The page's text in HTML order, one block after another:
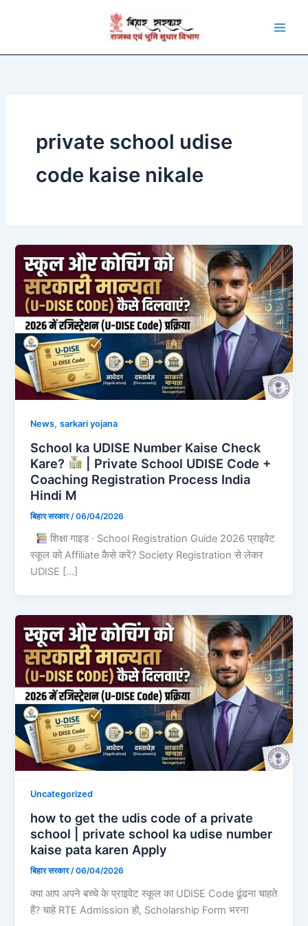
private school udise
code kaise nikale
News,sarkari yojana
School ka UDISE Number Kaise Check
Kare?
| Private School UDISE Code +
Coaching Registration Process India
Hindi M
बिहार सरकार /06/04/2026
शिक्षा गाइड · School Registration Guide 2026 प्राइवेट
स्कूल को Affiliate कैसे करें? Society Registration से लेकर
UDISE […]
Uncategorized
how to get the udis code of a private
school | private school ka udise number
kaise pata karen Apply
बिहार सरकार/06/04/2026
क्या आप अपने बच्चे के प्राइवेट स्कूल का UDISE Code ढूंढना चाहते
हैं? चाहे RTE Admission हो, Scholarship Form भरना